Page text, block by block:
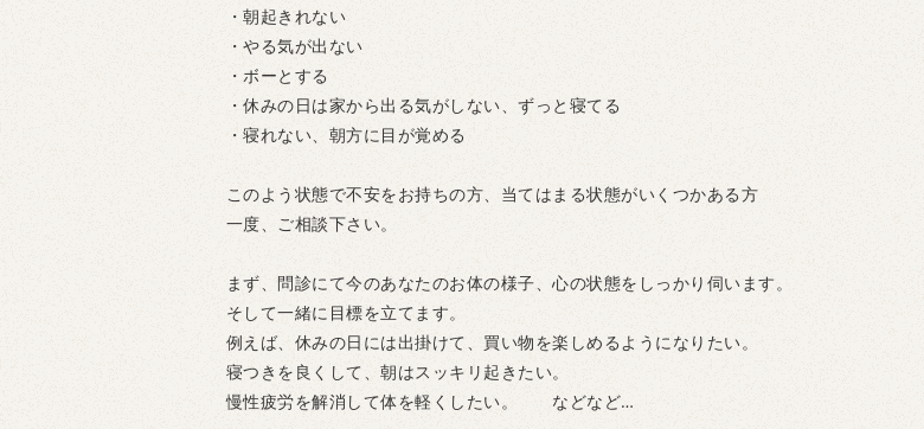
・朝起きれない
・やる気が出ない
・ボーとする
・休みの日は家から出る気がしない、ずっと寝てる
・寝れない、朝方に目が覚める
このよう状態で不安をお持ちの方、当てはまる状態がいくつかある方
一度、ご相談下さい。
まず、問診にて今のあなたのお体の様子、心の状態をしっかり伺います。
そして一緒に目標を立てます。
例えば、休みの日には出掛けて、買い物を楽しめるようになりたい。
寝つきを良くして、朝はスッキリ起きたい。
慢性疲労を解消して体を軽くしたい。 などなど…